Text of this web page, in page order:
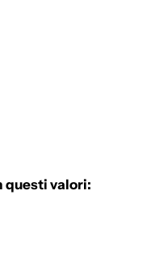
questi valori: